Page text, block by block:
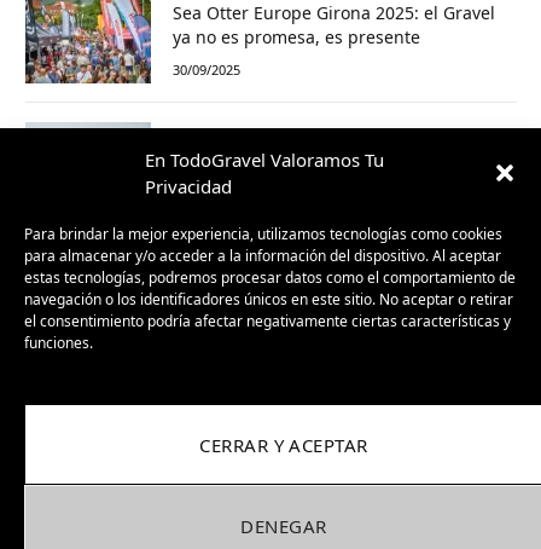
En TodoGravel Valoramos Tu
Privacidad
Para brindar la mejor experiencia, utilizamos tecnologías como cookies
para almacenar y/o acceder a la información del dispositivo. Al aceptar
estas tecnologías, podremos procesar datos como el comportamiento de
navegación o los identificadores únicos en este sitio. No aceptar o retirar
el consentimiento podría afectar negativamente ciertas características y
funciones.
CERRAR Y ACEPTAR
DENEGAR
Sea Otter Europe Girona 2025: el Gravel
ya no es promesa, es presente
30/09/2025
BH GravelX: la gravel diseñada para
perderte (y encontrar caminos nuevos)
23/09/2025
FacebookX
InstagramPinterest